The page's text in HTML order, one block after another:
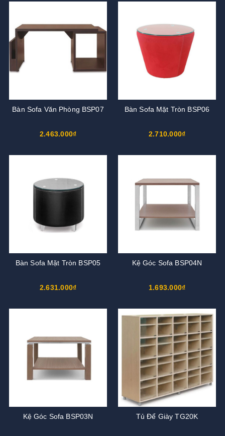
Bàn Sofa Văn Phòng BSP07
2.463.000₫
Bàn Sofa Mặt Tròn BSP06
2.710.000₫
Bàn Sofa Mặt Tròn BSP05
2.631.000₫
Kệ Góc Sofa BSP04N
1.693.000₫
Kệ Góc Sofa BSP03N Tủ Để Giày TG20K